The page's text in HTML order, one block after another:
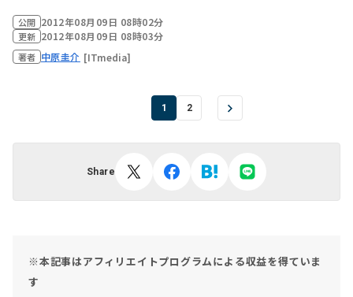
公開 2012年08月09日 08時02分
更新 2012年08月09日 08時03分
著者 中原圭介 [ITmedia]
1 2
Share
※本記事はアフィリエイトプログラムによる収益を得ていま
す